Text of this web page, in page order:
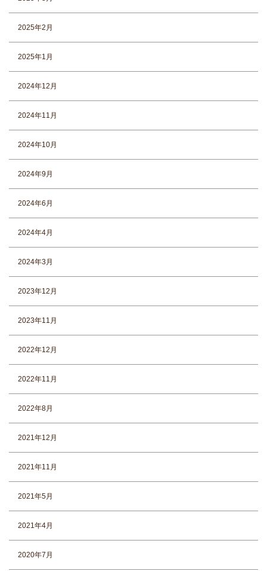
2025年2月
2025年1月
2024年12月
2024年11月
2024年10月
2024年9月
2024年6月
2024年4月
2024年3月
2023年12月
2023年11月
2022年12月
2022年11月
2022年8月
2021年12月
2021年11月
2021年5月
2021年4月
2020年7月